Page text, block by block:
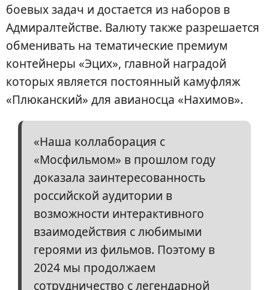
боевых задач и достается из наборов в
Адмиралтействе. Валюту также разрешается
обменивать на тематические премиум
контейнеры «Эцих», главной наградой
которых является постоянный камуфляж
«Плюканский» для авианосца «Нахимов».
«Наша коллаборация с
«Мосфильмом» в прошлом году
доказала заинтересованность
российской аудитории в
возможности интерактивного
взаимодействия с любимыми
героями из фильмов. Поэтому в
2024 мы продолжаем
сотрудничество с легендарной